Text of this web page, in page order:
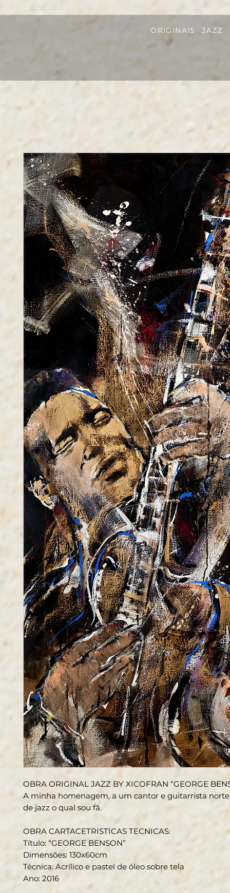
ORIGINAIS JAZZ
OBRA ORIGINAL JAZZ BY XICOFRAN “GEORGE
A minha homenagem, a um cantor e guitarrista
de jazz o qual sou fã.
OBRA CARTACETRISTICAS TECNICAS:
Título: “GEORGE BENSON”
Dimensões: 130x60cm
Técnica: Acrílico e pastel de óleo sobre tela
Ano: 2016